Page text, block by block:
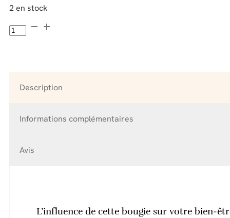
2 en stock
quantité
de
Description
Informations complémentaires
Avis
L’influence de cette bougie sur votre bien-